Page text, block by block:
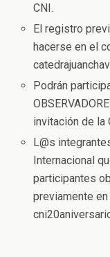
CNI.
El registro
hacerse en el
Podrán
invitación de la
L@s
Internacional
participantes
previamente